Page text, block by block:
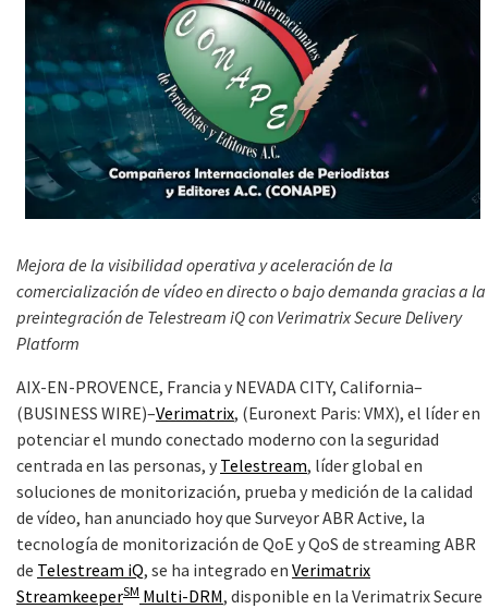
Mejora de la visibilidad operativa y aceleración de la
comercialización de vídeo en directo o bajo demanda gracias a la
preintegración de Telestream iQ con Verimatrix Secure Delivery
Platform
AIX-EN-PROVENCE, Francia y NEVADA CITY, California–
(BUSINESS WIRE)–Verimatrix, (Euronext Paris: VMX), el líder en
potenciar el mundo conectado moderno con la seguridad
centrada en las personas, y Telestream, líder global en
soluciones de monitorización, prueba y medición de la calidad
de vídeo, han anunciado hoy que Surveyor ABR Active, la
tecnología de monitorización de QoE y QoS de streaming ABR
de Telestream iQ, se ha integrado en Verimatrix
StreamkeeperSM Multi-DRM, disponible en la Verimatrix Secure